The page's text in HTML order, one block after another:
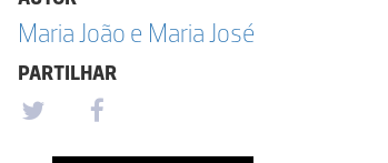
Maria João e Maria José
PARTILHAR